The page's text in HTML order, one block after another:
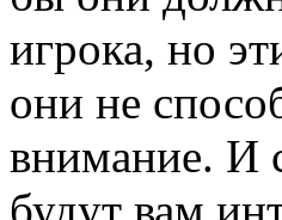
игрока, но
они не
внимание. И